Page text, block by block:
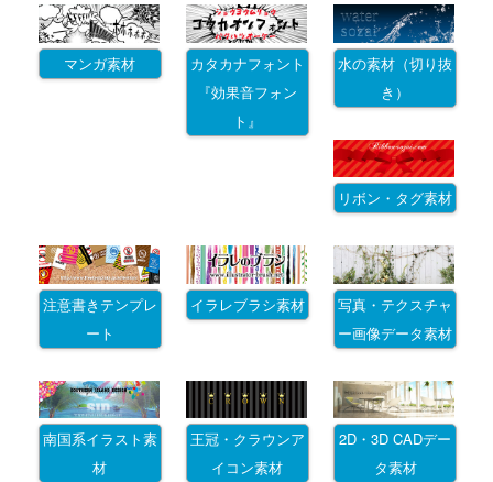
マンガ素材
カタカナフォント
『効果音フォン
ト』
水の素材（切り抜
き）
リボン・タグ素材
注意書きテンプレ
ート
イラレブラシ素材
写真・テクスチャ
ー画像データ素材
南国系イラスト素
材
王冠・クラウンア
イコン素材
2D・3D CADデー
タ素材